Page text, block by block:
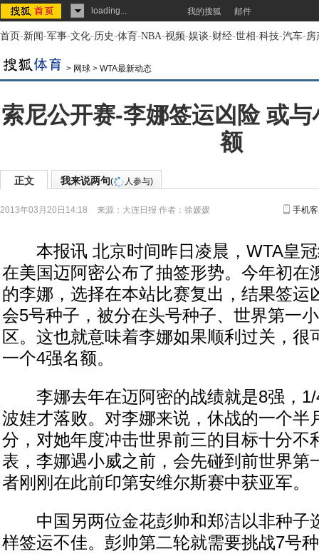
loading... 我的搜狐 邮件
首页-新闻-军事-文化-历史-体育-NBA-视频-娱谈-财经-世相-科技-汽车-房
> 网球 > WTA最新动态
索尼公开赛-李娜签运凶险 或
额
正文 我来说两句( 人参与)
2013年03月20日14:18 来源： 大连日报 作者：徐媛媛 手机
本报讯 北京时间昨日凌晨，WTA皇冠
在美国迈阿密公布了抽签形势。今年初在
的李娜，选择在本站比赛复出，结果签运
会5号种子，被分在头号种子、世界第一
区。这也就意味着李娜如果顺利过关，很
一个4强名额。
李娜去年在迈阿密的战绩就是8强，1/
波娃才落败。对李娜来说，休战的一个半
分，对她年度冲击世界前三的目标十分不
表，李娜遇小威之前，会先碰到前世界第
者刚刚在此前印第安维尔斯赛中获亚军。
中国另两位金花彭帅和郑洁以非种子
样签运不佳。彭帅第二轮就需要挑战7号